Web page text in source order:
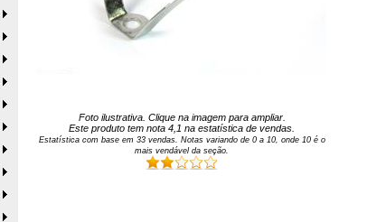
Foto ilustrativa. Clique na imagem para ampliar.
Este produto tem nota4,1 na estatística de vendas.
Estatística com base em 33vendas. Notas variando de 0a 10, onde 10 é o
mais vendável da seção.